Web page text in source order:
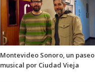
Montevideo Sonoro, un paseo
musical por Ciudad Vieja